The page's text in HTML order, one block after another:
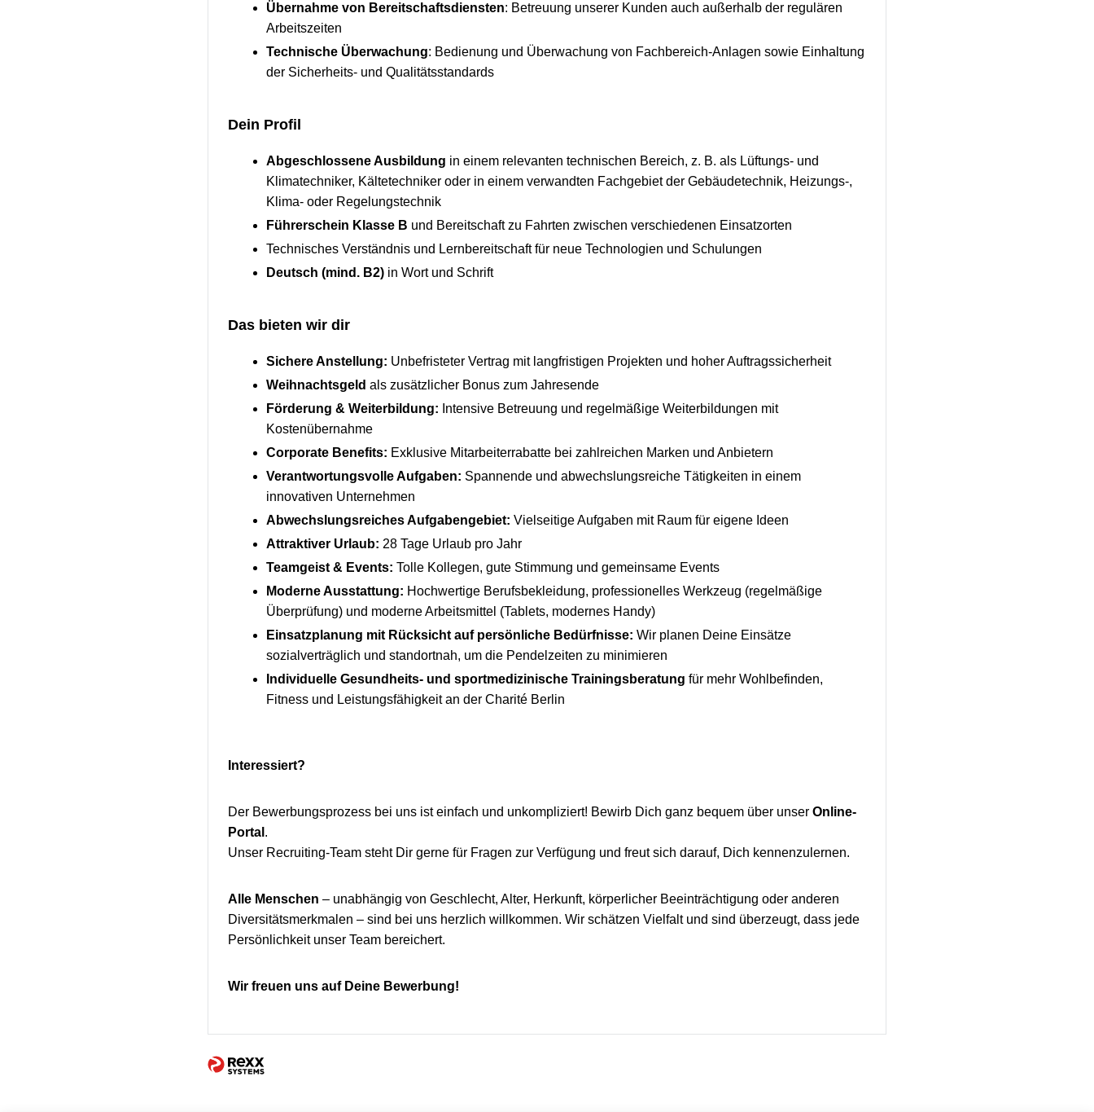
Übernahme von Bereitschaftsdiensten: Betreuung unserer Kunden auch außerhalb der regulären
Arbeitszeiten
Technische Überwachung: Bedienung und Überwachung von Fachbereich-Anlagen sowie Einhaltung
der Sicherheits- und Qualitätsstandards
Dein Profil
Abgeschlossene Ausbildung in einem relevanten technischen Bereich, z. B. als Lüftungs- und
Klimatechniker, Kältetechniker oder in einem verwandten Fachgebiet der Gebäudetechnik, Heizungs-,
Klima- oder Regelungstechnik
Führerschein Klasse B und Bereitschaft zu Fahrten zwischen verschiedenen Einsatzorten
Technisches Verständnis und Lernbereitschaft für neue Technologien und Schulungen
Deutsch (mind. B2) in Wort und Schrift
Das bieten wir dir
Sichere Anstellung: Unbefristeter Vertrag mit langfristigen Projekten und hoher Auftragssicherheit
Weihnachtsgeld als zusätzlicher Bonus zum Jahresende
Förderung & Weiterbildung: Intensive Betreuung und regelmäßige Weiterbildungen mit
Kostenübernahme
Corporate Benefits: Exklusive Mitarbeiterrabatte bei zahlreichen Marken und Anbietern
Verantwortungsvolle Aufgaben: Spannende und abwechslungsreiche Tätigkeiten in einem
innovativen Unternehmen
Abwechslungsreiches Aufgabengebiet: Vielseitige Aufgaben mit Raum für eigene Ideen
Attraktiver Urlaub: 28 Tage Urlaub pro Jahr
Teamgeist & Events: Tolle Kollegen, gute Stimmung und gemeinsame Events
Moderne Ausstattung: Hochwertige Berufsbekleidung, professionelles Werkzeug (regelmäßige
Überprüfung) und moderne Arbeitsmittel (Tablets, modernes Handy)
Einsatzplanung mit Rücksicht auf persönliche Bedürfnisse: Wir planen Deine Einsätze
sozialverträglich und standortnah, um die Pendelzeiten zu minimieren
Individuelle Gesundheits- und sportmedizinische Trainingsberatung für mehr Wohlbefinden,
Fitness und Leistungsfähigkeit an der Charité Berlin
Interessiert?
Der Bewerbungsprozess bei uns ist einfach und unkompliziert! Bewirb Dich ganz bequem über unser Online-
Portal .
Unser Recruiting-Team steht Dir gerne für Fragen zur Verfügung und freut sich darauf, Dich kennenzulernen.
Alle Menschen – unabhängig von Geschlecht, Alter, Herkunft, körperlicher Beeinträchtigung oder anderen
Diversitätsmerkmalen – sind bei uns herzlich willkommen. Wir schätzen Vielfalt und sind überzeugt, dass jede
Persönlichkeit unser Team bereichert.
Wir freuen uns auf Deine Bewerbung!